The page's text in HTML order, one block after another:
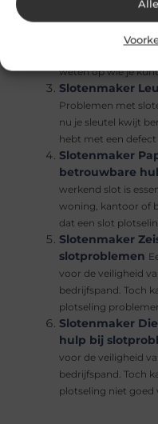
zoals jezelf
Slotenmaker
Niemand wil
weten op wie je
Slotenmaker
Problemen met
nu je sleutel kwijt
hebt met een defect
Slotenmaker
betrouwbare
werkend slot is
woning, kantoor of
dat een slot
Slotenmaker
slotproblemen
voor de veiligheid
bedrijfspand. Toch
plotseling
Slotenmaker
hulp bij
voor de veiligheid
bedrijfspand. Toch
plotseling niet goed